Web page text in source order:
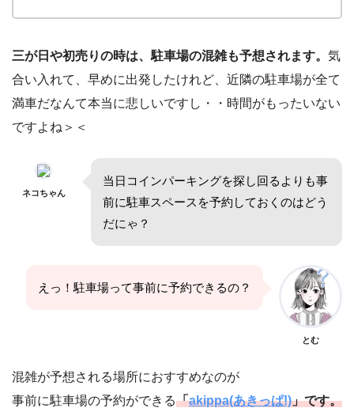
三が日や初売りの時は、駐車場の混雑も予想されます。 気
合い入れて、早めに出発したけれど、近隣の駐車場が全て
満車だなんて本当に悲しいですし・・時間がもったいない
ですよね＞＜
ネコちゃん
当日コインパーキングを探し回るよりも事
前に駐車スペースを予約しておくのはどう
だにゃ？
えっ！駐車場って事前に予約できるの？
とむ
混雑が予想される場所におすすめなのが
事前に駐車場の予約ができる「akippa(あきっぱ!)」です。